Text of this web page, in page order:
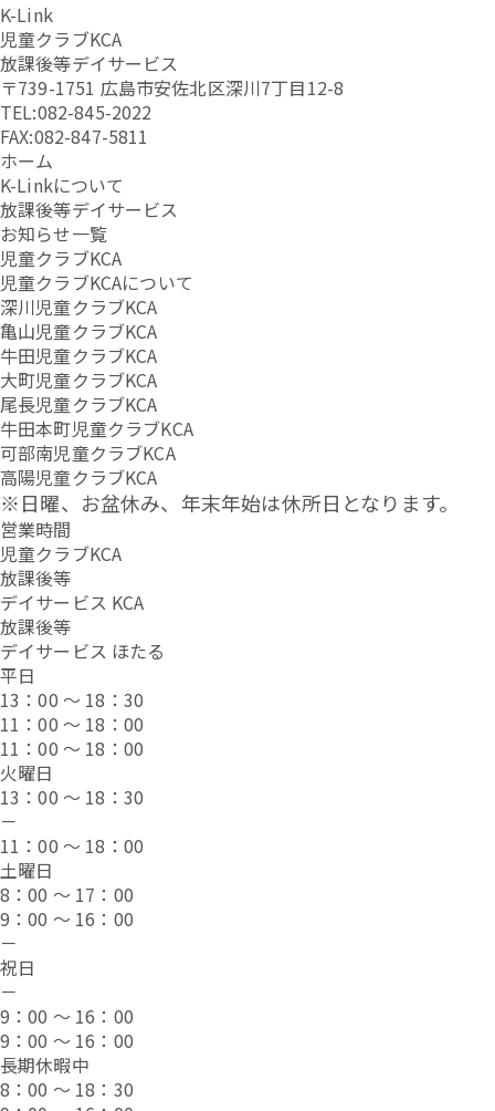
K-Link
児童クラブKCA
放課後等デイサービス
〒739-1751 広島市安佐北区深川7丁目12-8
TEL:082-845-2022
FAX:082-847-5811
ホーム
K-Linkについて
放課後等デイサービス
お知らせ一覧
児童クラブKCA
児童クラブKCAについて
深川児童クラブKCA
亀山児童クラブKCA
牛田児童クラブKCA
大町児童クラブKCA
尾長児童クラブKCA
牛田本町児童クラブKCA
可部南児童クラブKCA
高陽児童クラブKCA
※日曜、お盆休み、年末年始は休所日となります。
営業時間
児童クラブKCA
放課後等
デイサービス KCA
放課後等
デイサービス ほたる
平日
13：00 ～ 18：30
11：00 ～ 18：00
11：00 ～ 18：00
火曜日
13：00 ～ 18：30
－
11：00 ～ 18：00
土曜日
8：00 ～ 17：00
9：00 ～ 16：00
－
祝日
－
9：00 ～ 16：00
9：00 ～ 16：00
長期休暇中
8：00 ～ 18：30